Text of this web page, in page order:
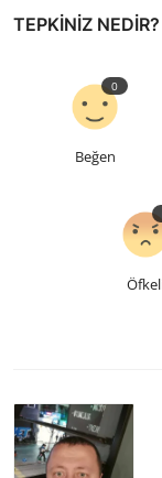
TEPKINIZ NEDIR?
Beğen
0